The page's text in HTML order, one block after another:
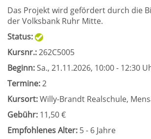
Das Projekt wird gefördert durch die
der Volksbank Ruhr Mitte.
Status:
Kursnr.:262C5005
Beginn:Sa., 21.11.2026, 10:00 - 12:30
Termine:2
Kursort:Willy-Brandt Realschule,
Gebühr: 11,50 €
Empfohlenes Alter: 5 - 6 Jahre